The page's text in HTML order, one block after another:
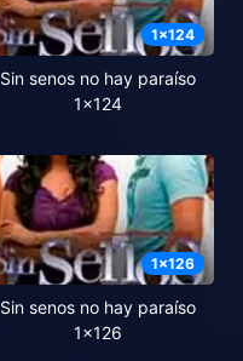
1x124
Sin senos no hay paraíso
1x124
1x126
Sin senos no hay paraíso
1x126